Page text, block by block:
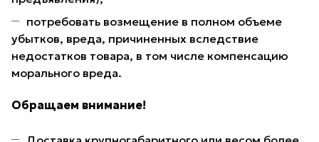
потребовать возмещение в полном объеме
убытков, вреда, причиненных вследствие
недостатков товара, в том числе компенсацию
морального вреда.
Обращаем внимание!